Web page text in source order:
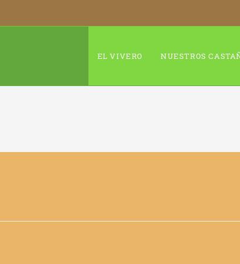
EL VIVERO NUESTROS